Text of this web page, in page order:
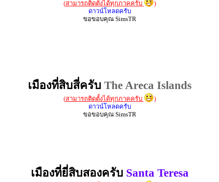
(สามารถติดตั้งได้ทุกภาคครับ
)
ดาวน์โหลดครับ
ขอขอบคุณ SimsTR
เมืองที่สิบสี่ครับ The Areca Islands
(สามารถติดตั้งได้ทุกภาคครับ
)
ดาวน์โหลดครับ
ขอขอบคุณ SimsTR
เมืองที่ยี่สิบสองครับ Santa Teresa